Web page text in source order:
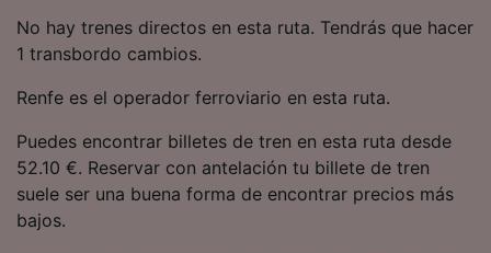
No hay trenes directos en esta ruta. Tendrás que hacer
1 transbordo cambios.
Renfe es el operador ferroviario en esta ruta.
Puedes encontrar billetes de tren en esta ruta desde
52.10 €. Reservar con antelación tu billete de tren
suele ser una buena forma de encontrar precios más
bajos.